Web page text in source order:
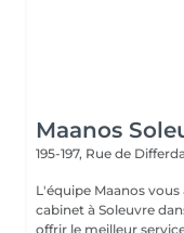
Maanos
195-197, Rue de
L'équipe Maanos
cabinet à Soleuvre
offrir le meilleur